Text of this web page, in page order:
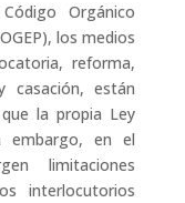
Orgánico
los medios
reforma,
casación, están
la propia Ley
embargo, en el
limitaciones
interlocutorios